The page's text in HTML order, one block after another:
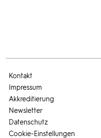
Kontakt
Impressum
Akkreditierung
Newsletter
Datenschutz
Cookie-Einstellungen